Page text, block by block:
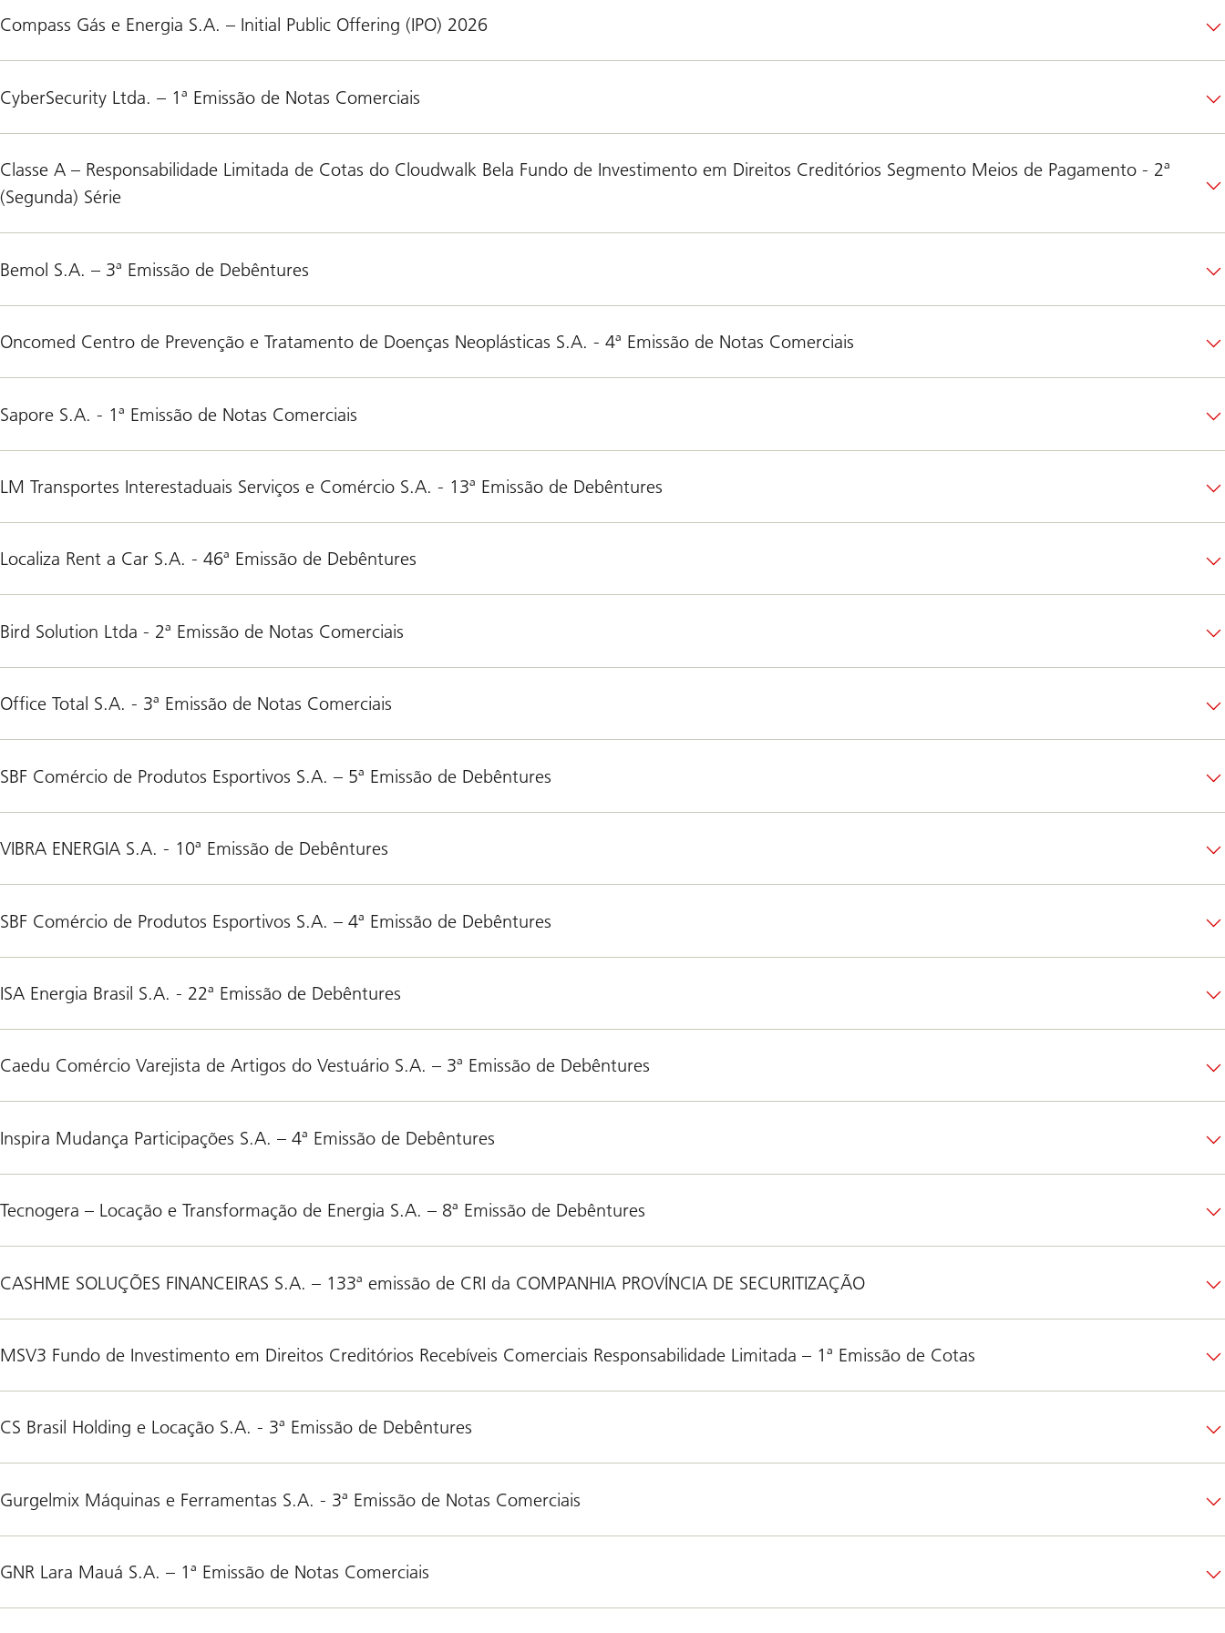
Compass Gás e Energia S.A. – Initial Public Offering (IPO) 2026
CyberSecurity Ltda. – 1ª Emissão de Notas Comerciais
Classe A – Responsabilidade Limitada de Cotas do Cloudwalk Bela Fundo de Investimento em Direitos Creditórios Segmento Meios de Pagamento - 2ª
(Segunda) Série
Bemol S.A. – 3ª Emissão de Debêntures
Oncomed Centro de Prevenção e Tratamento de Doenças Neoplásticas S.A. - 4ª Emissão de Notas Comerciais
Sapore S.A. - 1ª Emissão de Notas Comerciais
LM Transportes Interestaduais Serviços e Comércio S.A. - 13ª Emissão de Debêntures
Localiza Rent a Car S.A. - 46ª Emissão de Debêntures
Bird Solution Ltda - 2ª Emissão de Notas Comerciais
Office Total S.A. - 3ª Emissão de Notas Comerciais
SBF Comércio de Produtos Esportivos S.A. – 5ª Emissão de Debêntures
VIBRA ENERGIA S.A. - 10ª Emissão de Debêntures
SBF Comércio de Produtos Esportivos S.A. – 4ª Emissão de Debêntures
ISA Energia Brasil S.A. - 22ª Emissão de Debêntures
Caedu Comércio Varejista de Artigos do Vestuário S.A. – 3ª Emissão de Debêntures
Inspira Mudança Participações S.A. – 4ª Emissão de Debêntures
Tecnogera – Locação e Transformação de Energia S.A. – 8ª Emissão de Debêntures
CASHME SOLUÇÕES FINANCEIRAS S.A. – 133ª emissão de CRI da COMPANHIA PROVÍNCIA DE SECURITIZAÇÃO
MSV3 Fundo de Investimento em Direitos Creditórios Recebíveis Comerciais Responsabilidade Limitada – 1ª Emissão de Cotas
CS Brasil Holding e Locação S.A. - 3ª Emissão de Debêntures
Gurgelmix Máquinas e Ferramentas S.A. - 3ª Emissão de Notas Comerciais
GNR Lara Mauá S.A. – 1ª Emissão de Notas Comerciais